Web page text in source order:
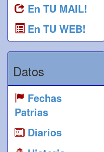
En TU MAIL!
En TU WEB!
Datos
Fechas
Patrias
Diarios